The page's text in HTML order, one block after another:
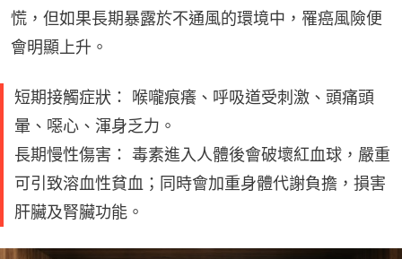
慌，但如果長期暴露於不通風的環境中，罹癌風險便
會明顯上升。
短期接觸症狀： 喉嚨痕癢、呼吸道受刺激、頭痛頭
暈、噁心、渾身乏力。
長期慢性傷害： 毒素進入人體後會破壞紅血球，嚴重
可引致溶血性貧血；同時會加重身體代謝負擔，損害
肝臟及腎臟功能。